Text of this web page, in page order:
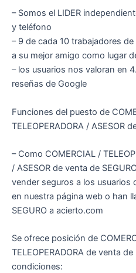
– Somos el LIDER
y teléfono
– 9 de cada 10 trabajadores
a su mejor amigo como lugar
– los usuarios nos valoran en
reseñas de Google
Funciones del puesto de
TELEOPERADORA / ASESOR
– Como COMERCIAL /
/ ASESOR de venta de
vender seguros a los usuarios
en nuestra página web o han
SEGURO a acierto.com
Se ofrece posición de
TELEOPERADORA de venta
condiciones: